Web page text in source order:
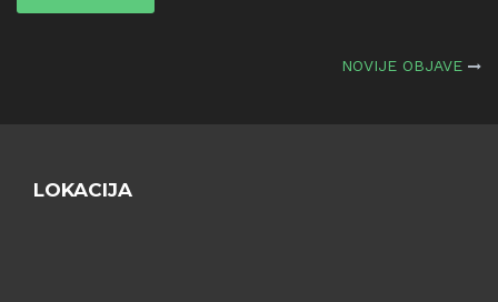
NOVIJE OBJAVE
LOKACIJA